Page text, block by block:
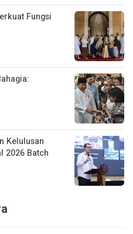
Fungsi
Kelulusan
2026 Batch